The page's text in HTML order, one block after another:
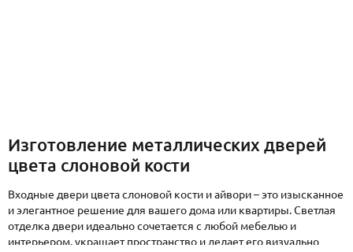
Изготовление металлических дверей
цвета слоновой кости
Входные двери цвета слоновой кости и айвори – это изысканное
и элегантное решение для вашего дома или квартиры. Светлая
отделка двери идеально сочетается с любой мебелью и
интерьером, украшает пространство и делает его визуально